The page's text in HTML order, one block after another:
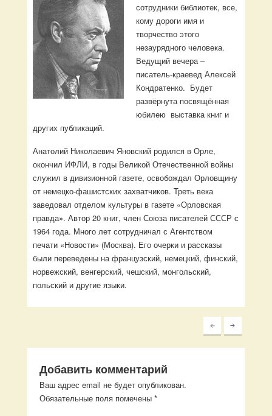
сотрудники библиотек, все,
кому дороги имя и
творчество этого
незаурядного человека.
Ведущий вечера –
писатель-краевед Алексей
Кондратенко. Будет
развёрнута посвящённая
юбилею выставка книг и
других публикаций.
Анатолий Николаевич Яновский родился в Орле,
окончил ИФЛИ, в годы Великой Отечественной войны
служил в дивизионной газете, освобождал Орловщину
от немецко-фашистских захватчиков. Треть века
заведовал отделом культуры в газете «Орловская
правда». Автор 20 книг, член Союза писателей СССР с
1964 года. Много лет сотрудничал с Агентством
печати «Новости» (Москва). Его очерки и рассказы
были переведены на французский, немецкий, финский,
норвежский, венгерский, чешский, монгольский,
польский и другие языки.
Добавить комментарий
Ваш адрес email не будет опубликован.
Обязательные поля помечены *